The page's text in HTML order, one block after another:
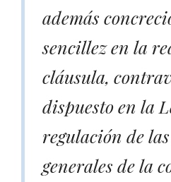
además
sencillez en la
cláusula,
dispuesto en la
regulación de
generales de la